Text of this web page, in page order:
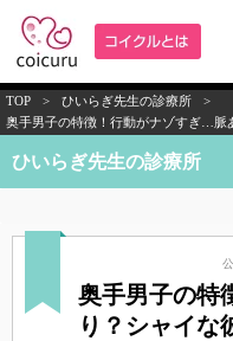
TOP > ひいらぎ先生の診療所
>
奥手男子の特徴！行動がナゾすぎ…脈
ひいらぎ先生の診療所
奥手男子の特
り？シャイな